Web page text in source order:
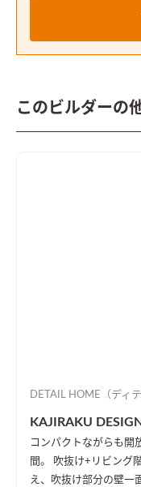
このビルダーの
DETAIL HOME（ディ
KAJIRAKU
コンパクトながらも開
間。 吹抜け+リビング階段で2階とのつながりを持たせたのに加
え、吹抜け部分の壁一